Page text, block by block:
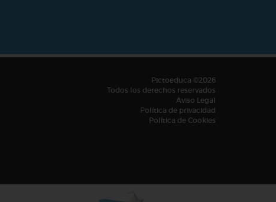
Pictoeduca ©2026
Todos los derechos reservados
Aviso Legal
Política de privacidad
Política de Cookies